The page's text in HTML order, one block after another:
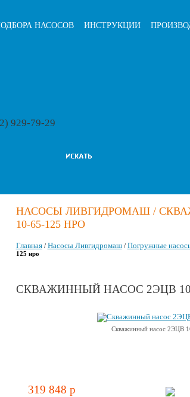
НАСОСОВ ИНСТРУКЦИИ
929-79-29
НАСОСЫ ЛИВГИДРОМАШ /
10-65-125 НРО
Главная/ Насосы Ливгидромаш/ Погружные
125 нро
СКВАЖИННЫЙ НАСОС 2ЭЦВ
Скважинный насос 2ЭЦВ
319 848 p